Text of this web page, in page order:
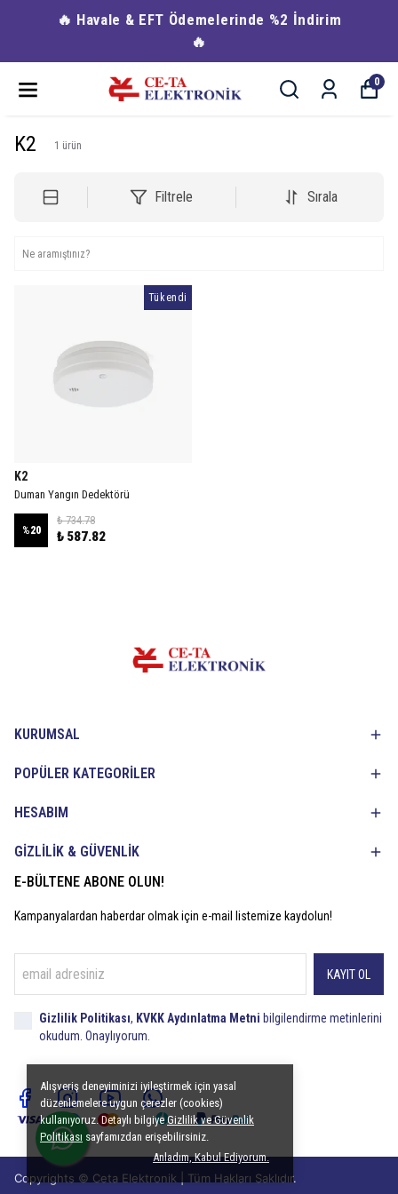
🔥 Havale & EFT Ödemelerinde %2 İndirim
🔥
0
Alışveriş deneyiminizi iyileştirmek için yasal
düzenlemelere uygun çerezler (cookies)
kullanıyoruz. Detaylı bilgiyeGizlilik ve Güvenlik
Politikası sayfamızdan erişebilirsiniz.
Anladım, Kabul Ediyorum.
K2 1 ürün
Filtrele Sırala
Tükendi
K2
Duman Yangın Dedektörü
%20
₺ 734.78
₺ 587.82
KURUMSAL
POPÜLER KATEGORİLER
HESABIM
GİZLİLİK & GÜVENLİK
E-BÜLTENE ABONE OLUN!
Kampanyalardan haberdar olmak için e-mail listemize kaydolun!
KAYIT OL
Gizlilik Politikası, KVKK Aydınlatma Metni bilgilendirme metinlerini
okudum. Onaylıyorum.
Copyrights © Ceta Elektronik | Tüm Hakları Saklıdır.